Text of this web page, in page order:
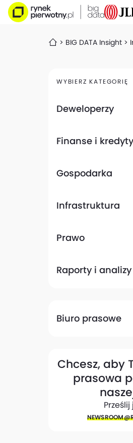
BIG DATA Insight
WYBIERZ KATEGORIĘ
Deweloperzy
Finanse i kredyty
Gospodarka
Infrastruktura
Prawo
Raporty i analizy
Biuro prasowe
Chcesz, aby
prasowa